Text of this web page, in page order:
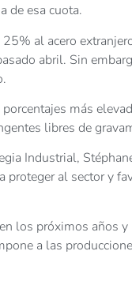
de esa cuota.
al acero
abril. Sin
más
libres de
Industrial,
proteger al sector y
los próximos años
a las